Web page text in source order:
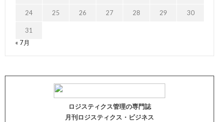
24 25 26 27 28 29 30
31
« 7月
ロジスティクス管理の専門誌
月刊ロジスティクス・ビジネス